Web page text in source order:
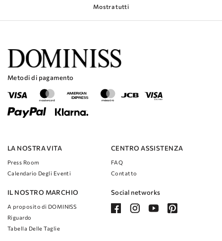
La silhouette a trapezio è universalmente lusinghiera e accentuerà le
resistenti.
Gli intricati dettagli in pizzo sono cuciti a mano e aggiungono un tocco
unico e personale all'abito.
La gonna fluida in tulle crea un effetto sognante e stravagante che ti
farà sentire come se stessi camminando nell'aria.
Mostra tutti
LA NOSTRA VITA
Press Room
Calendario Degli Eventi
IL NOSTRO MARCHIO
A proposito di DOMINISS
Riguardo
Tabella Delle Taglie
CENTRO ASSISTENZA
FAQ
Contatto
Social networks
Metodi di pagamento